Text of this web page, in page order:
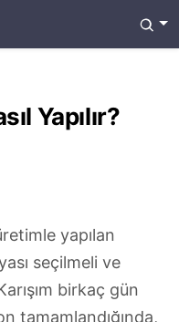
Yapılır?
yapılan
seçilmeli ve
birkaç gün
tamamlandığında,